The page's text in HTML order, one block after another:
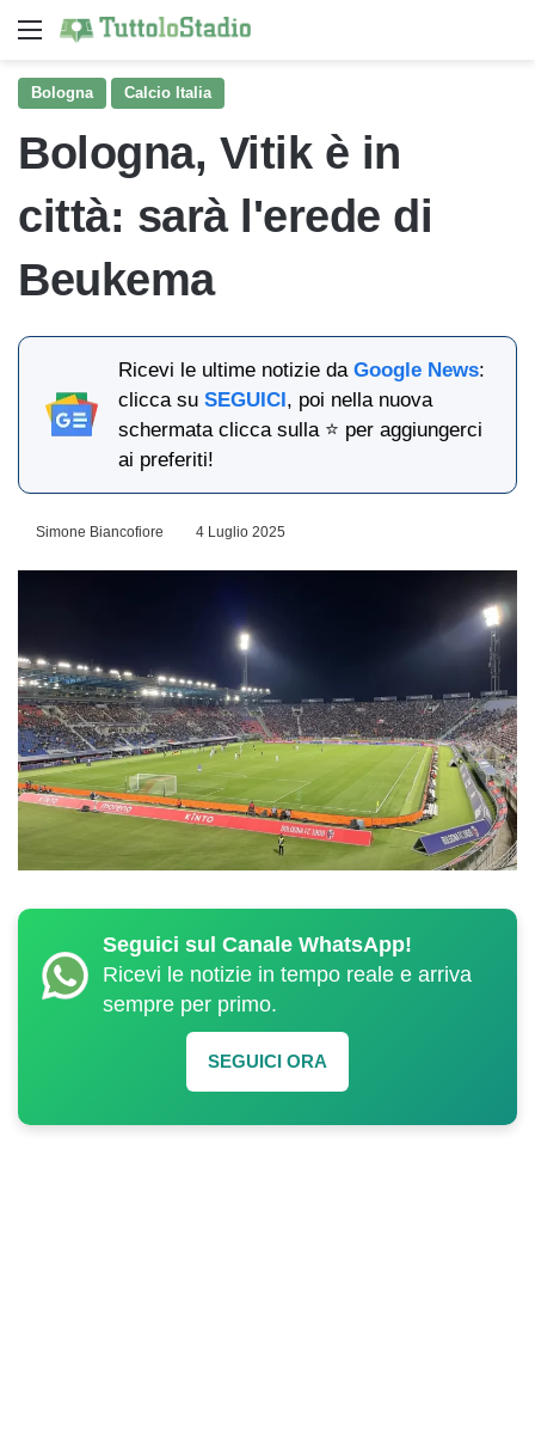
Menu
Bologna Calcio Italia
Bologna, Vitik è in
città: sarà l'erede di
Beukema
Ricevi le ultime notizie daGoogle News:
clicca suSEGUICI, poi nella nuova
schermata clicca sulla ⭐ per aggiungerci
ai preferiti!
Simone Biancofiore 4 Luglio 2025
Seguici sul Canale WhatsApp!
Ricevi le notizie in tempo reale e arriva
sempre per primo.
SEGUICI ORA